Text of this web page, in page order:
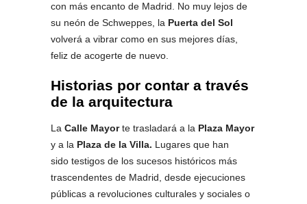
con más encanto de Madrid. No muy lejos de
su neón de Schweppes, la Puerta del Sol
volverá a vibrar como en sus mejores días,
feliz de acogerte de nuevo.
Historias por contar a través
de la arquitectura
La Calle Mayorte trasladará a la Plaza Mayor
y a la Plaza de la Villa. Lugares que han
sido testigos de los sucesos históricos más
trascendentes de Madrid, desde ejecuciones
públicas a revoluciones culturales y sociales o